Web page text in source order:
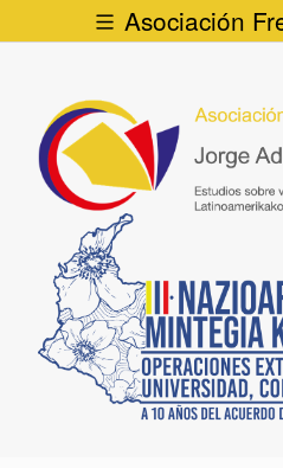
Asociación